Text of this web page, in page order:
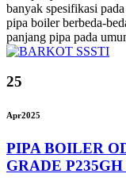
banyak spesifikasi
pipa boiler berbeda-
panjang pipa pada
25
Apr2025
PIPA BOILER
GRADE